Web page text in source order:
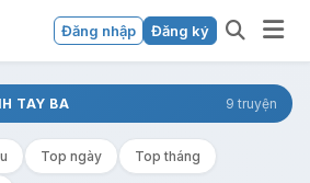
Đăng nhập Đăng ký
TAY BA 9 truyện
Top ngày Top tháng